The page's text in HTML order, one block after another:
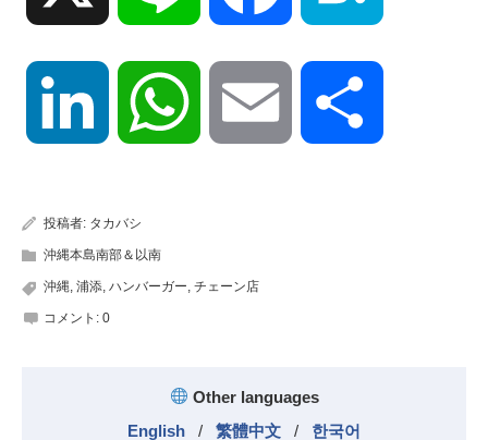
LinkedIn WhatsApp Email
投稿者: タカバシ
沖縄本島南部＆以南
沖縄 浦添 ハンバーガー チェーン店
コメント: 0
Other languages
English
/ 繁體中文 / 한국어